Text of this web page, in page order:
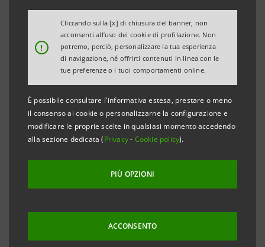
!
Cliccando sulla [x] di chiusura del banner, non
acconsenti all’uso dei cookie di profilazione. Non
potremo, perciò, personalizzare la tua esperienza
di navigazione, né offrirti contenuti in linea con le
tue preferenze o i tuoi comportamenti online.
È possibile consultare l'informativa estesa, prestare o meno
il consenso ai cookie o personalizzarne la configurazione e
modificare le proprie scelte in qualsiasi momento accedendo
alla sezione dedicata (Privacy- Cookie policy).
PIÙ OPZIONI
ACCONSENTO
GIOVANNI BAZOLI PRESIDENTE EMERITO SI
CONFERMA PUNTO DI RIFERIMENTO DEL
PROGETTO CULTURA
Milano/Torino, 13 maggio 2022– Con l’apertura, nel
corso della prossima settimana, delle due nuove sedi
di Torino e Napoli - alla presenza del Presidente Gian